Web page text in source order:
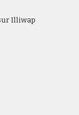
Illiwap